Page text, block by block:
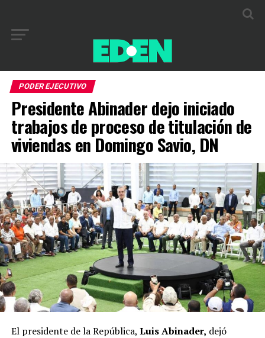
PODER EJECUTIVO
Presidente Abinader dejo iniciado
trabajos de proceso de titulación de
viviendas en Domingo Savio, DN
El presidente de la República, Luis Abinader, dejó